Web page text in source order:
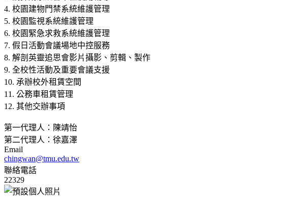
4. 校園建物門禁系統維護管理
5. 校園監視系統維護管理
6. 校園緊急求救系統維護管理
7. 假日活動會議場地中控服務
8. 解剖英靈追思會影片攝影、剪輯、製作
9. 全校性活動及重要會議支援
10. 承辦校外租賃空間
11. 公務車租賃管理
12. 其他交辦事項
第一代理人：陳靖怡
第二代理人：徐嘉澤
Email
chingwan@tmu.edu.tw
聯絡電話
22329